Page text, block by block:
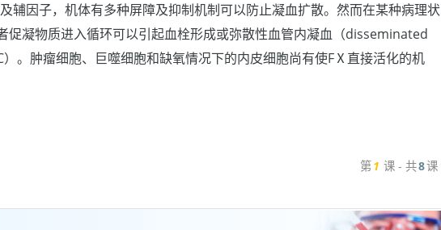
辅因子，机体有多种屏障及抑制机制可以防止凝血扩散。然而在某种病理状
促凝物质进入循环可以引起血栓形成或弥散性血管内凝血（disseminated
。肿瘤细胞、巨噬细胞和缺氧情况下的内皮细胞尚有使FⅩ直接活化的机
第1 课 - 共8课